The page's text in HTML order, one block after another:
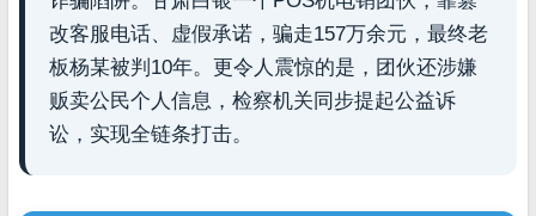
改客服电话、虚假承诺，骗走157万余元，最终老
板杨某被判10年。更令人震惊的是，团伙还涉嫌
贩卖公民个人信息，检察机关同步提起公益诉
讼，实现全链条打击。